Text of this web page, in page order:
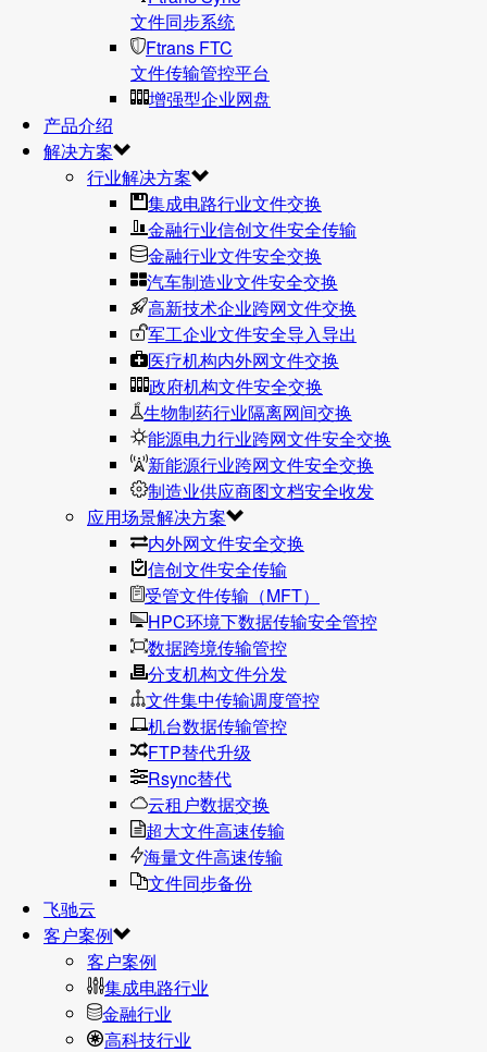
文件同步系统
Ftrans FTC
文件传输管控平台
增强型企业网盘
产品介绍
解决方案
行业解决方案
集成电路行业文件交换
金融行业信创文件安全传输
金融行业文件安全交换
汽车制造业文件安全交换
高新技术企业跨网文件交换
军工企业文件安全导入导出
医疗机构内外网文件交换
政府机构文件安全交换
生物制药行业隔离网间交换
能源电力行业跨网文件安全交换
新能源行业跨网文件安全交换
制造业供应商图文档安全收发
应用场景解决方案
内外网文件安全交换
信创文件安全传输
受管文件传输（MFT）
HPC环境下数据传输安全管控
数据跨境传输管控
分支机构文件分发
文件集中传输调度管控
机台数据传输管控
FTP替代升级
Rsync替代
云租户数据交换
超大文件高速传输
海量文件高速传输
文件同步备份
飞驰云
客户案例
客户案例
集成电路行业
金融行业
高科技行业